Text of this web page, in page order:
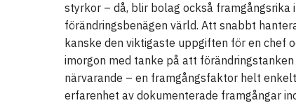
styrkor – då, blir bolag också framgångsrika
förändringsbenägen värld. Att snabbt
kanske den viktigaste uppgiften för en chef
imorgon med tanke på att
närvarande – en framgångsfaktor helt
erfarenhet av dokumenterade framgångar